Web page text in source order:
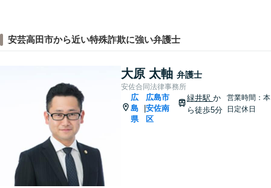
安芸高田市から近い特殊詐欺に強い弁護士
大原 太軸 弁護士
安佐合同法律事務所
広
島
県
|
広島市
安佐南
区
緑井駅 か
ら徒歩5分
営業時間：本
日定休日